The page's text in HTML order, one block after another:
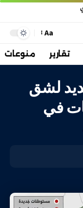
Aa
تقارير منوعات
لشق
في